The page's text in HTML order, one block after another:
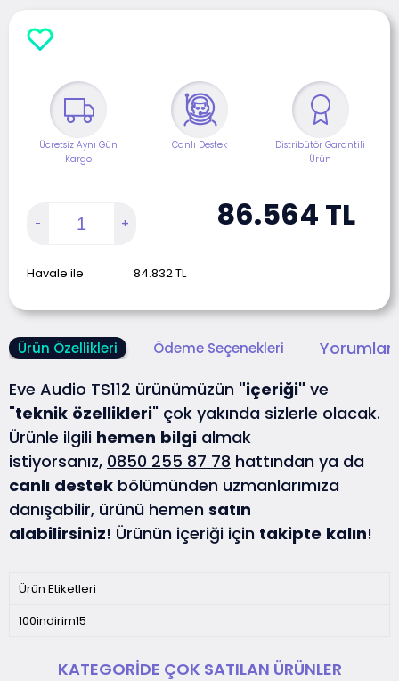
Ücretsiz Aynı Gün
Kargo
Canlı Destek
Distribütör Garantili
Ürün
86.564 TL
Havale ile 84.832TL
Ürün Özellikleri Ödeme Seçenekleri
Eve Audio TS112 ürünümüzün "içeriği" ve
"teknik özellikleri" çok yakında sizlerle olacak.
Ürünle ilgili hemen bilgi almak
istiyorsanız, 0850 255 87 78 hattından ya da
canlı destek bölümünden uzmanlarımıza
danışabilir, ürünü hemen satın
alabilirsiniz! Ürünün içeriği için takipte kalın!
Ürün Etiketleri
100indirim15
KATEGORIDE ÇOK SATILAN ÜRÜNLER